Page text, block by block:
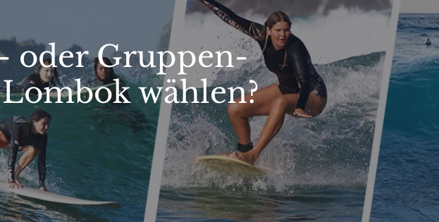
oder Gruppen-
wählen?